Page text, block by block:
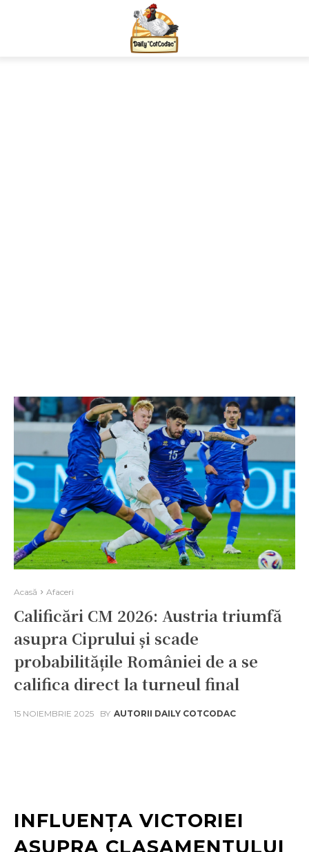
Acasă Afaceri
Calificări CM 2026: Austria triumfă
asupra Ciprului și scade
probabilitățile României de a se
califica direct la turneul final
15 NOIEMBRIE 2025 BY AUTORII DAILY COTCODAC
INFLUENȚA VICTORIEI
ASUPRA CLASAMENTULUI